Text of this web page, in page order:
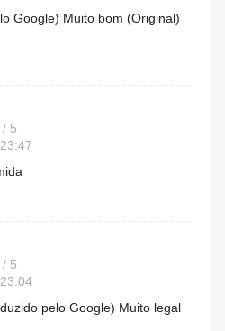
Google) Muito bom (Original)
/ 5
/ 5
pelo Google) Muito legal